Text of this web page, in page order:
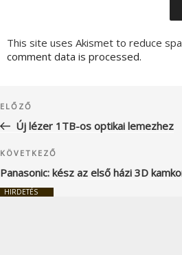
This site uses Akismet to reduce
comment data is processed.
navigáció
Korábbi
bejegyzés
ELŐZŐ
Új lézer 1TB-os optikai lemezhez
Következő
bejegyzés
KÖVETKEZŐ
Panasonic: kész az első házi 3D
HIRDETÉS